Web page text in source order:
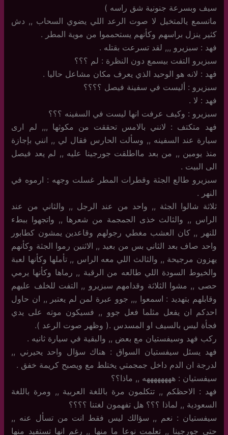
سيف وبسرعة جنونية شق راسه )
ماتسمع يالمتخيل لا صوت الرعد اللي يضوي السحاب ,, دش
كثير ينزل براسهم وكأنهم يستحمموا من موية المطر .
فهد : سبزيرو ,,, لقد تسرعت بقتله .
سبزيرو التفت بيسمع دون النظرة : لم ؟؟؟
فهد : لانه هو الوحيد الذي يعرف مكان مشاعل حاليا .
سبزيرو : أليست في سفينة فيصل ؟؟؟؟
فهد : لا .
سبزيرو : وكيف عرفت انها ليست في السفينه ؟؟؟
فهد متكتف : لانني بالامس تحققت من مكوثها ,,, لم ارى
سيارة عند السفينه ,, وسألت الحارس فقال لي ,, انني بإجازة
منذ يومين ,, من بعد مااطلقت جورجينا عليه ,, لم يعد فيصل
الى البيت .
سبزيرو طالع الجثة وقطرات المطر غسلت وجهه : ارموه في
النهر .
ثلاثة شالوا الجثة ,, واحد من عند الرجل ,, والثاني من عند
الراس ,, والثالث خذى الجمجمة من شعرها ,, واتجهوا ببطء
للنهر ,, كان العشب مغطي رجولهم وقاعدين يمشون كطابور
واحد صاف بعد الثاني بس من بعيد ,, الاثنين رموا الجثة وكأنهم
يهزون مرجيحة ,, والثالث اللي معه الراس ,, تأملها وكأنها لعبة
والخيوط السودة اللي طالعه من الرقبة ,, رماها وكأنها يرمي
حصى ,, مشوا الثلاثة وقدامهم سبزيرو ,, التفت للخلف عليهم
وقابلهم بتهديد : اسمعوا ,,, جوو عبرة لمن لم يعتبر ,, ان حاول
احدكم ان يفعل مثلما فعل جوو ,, فسيكون موته على يدي
فجأة ليس بالسيف او المسدس .( وظهر صوت الرعد ).
ركب فهد وسيفستيان مع بعض ,, والبقية في سيارة ثانيه .
فهد يسئل سيفستيان السواق : هناك سؤال واحد يحيرني ,,
لدرجة ان الدم داخل جمجمتي يختلط مع ويصبح كريمة خفق .
سيفستيان : ههههههههه ,, ماذا؟؟
فهد : الاحظكم ,, تتكلمون مرة باللغة العربية ,, ومرة باللغة
السعودية ,, لماذا ؟؟؟ هل تفهمون لغتنا ؟؟؟؟
سيفستيان : نعم ,, سؤالك ليس فقط انت من تسأل عنه ,,
حتى جورجينا ,, تعلمت نوعا ما منها ,, رغم انها تستفيد منها